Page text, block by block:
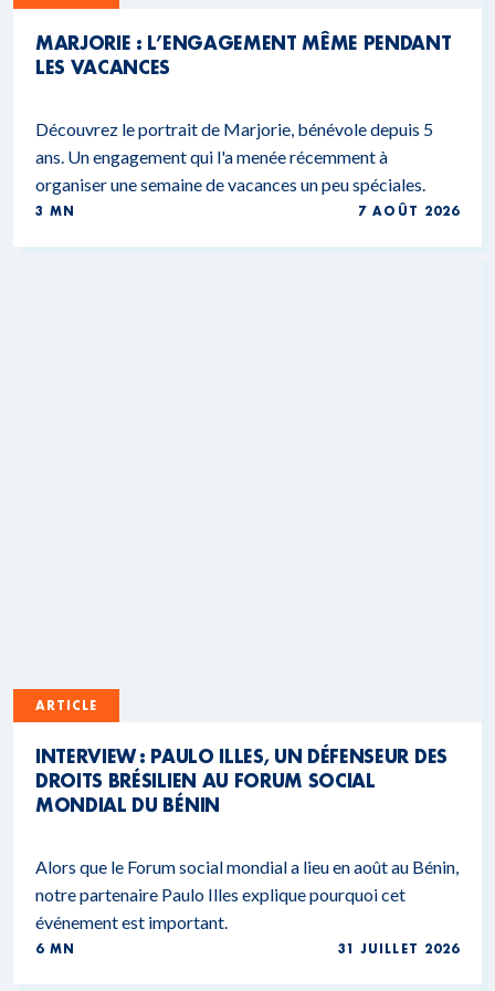
MARJORIE : L’ENGAGEMENT MÊME PENDANT
LES VACANCES
Découvrez le portrait de Marjorie, bénévole depuis 5
ans. Un engagement qui l'a menée récemment à
organiser une semaine de vacances un peu spéciales.
3 MN 7 AOÛT 2026
ARTICLE
INTERVIEW : PAULO ILLES, UN DÉFENSEUR DES
DROITS BRÉSILIEN AU FORUM SOCIAL
MONDIAL DU BÉNIN
Alors que le Forum social mondial a lieu en août au Bénin,
notre partenaire Paulo Illes explique pourquoi cet
événement est important.
6 MN 31 JUILLET 2026